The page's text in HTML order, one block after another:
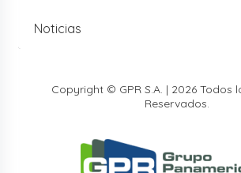
Noticias
Copyright © GPR S.A. | 2026 Todos
Reservados.